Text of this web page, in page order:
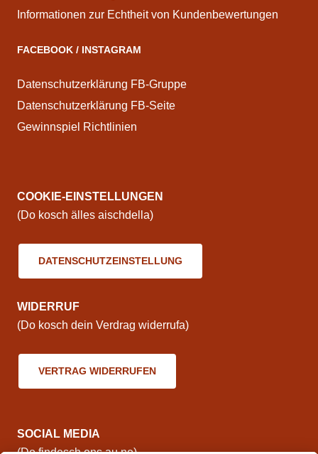
Informationen zur Echtheit von Kundenbewertungen
FACEBOOK / INSTAGRAM
Datenschutzerklärung FB-Gruppe
Datenschutzerklärung FB-Seite
Gewinnspiel Richtlinien
COOKIE-EINSTELLUNGEN
(Do kosch älles aischdella)
DATENSCHUTZEINSTELLUNG
WIDERRUF
(Do kosch dein Verdrag widerrufa)
VERTRAG WIDERRUFEN
SOCIAL MEDIA